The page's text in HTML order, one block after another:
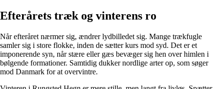
Efterårets træk og vinterens ro
Når efteråret nærmer sig, ændrer lydbilledet sig. Mange trækfugle
samler sig i store flokke, inden de sætter kurs mod syd. Det er et
imponerende syn, når stære eller gæs bevæger sig hen over himlen i
bølgende formationer. Samtidig dukker nordlige arter op, som søger
mod Danmark for at overvintre.